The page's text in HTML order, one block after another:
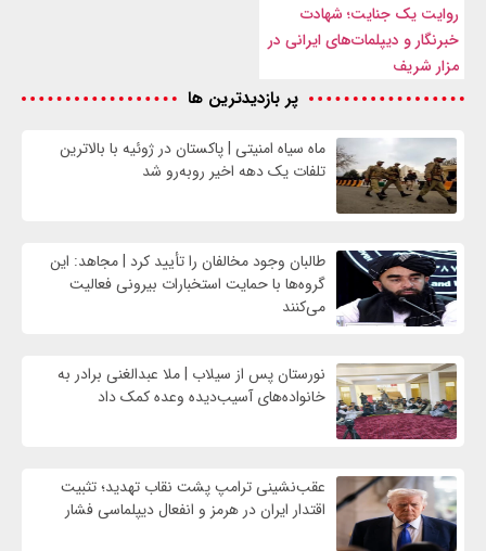
روایت یک جنایت؛ شهادت
خبرنگار و دیپلمات‌های ایرانی در
مزار شریف
پر بازدیدترین ها
ماه سیاه امنیتی | پاکستان در ژوئیه با بالاترین
تلفات یک دهه اخیر روبه‌رو شد
طالبان وجود مخالفان را تأیید کرد | مجاهد: این
گروه‌ها با حمایت استخبارات بیرونی فعالیت
می‌کنند
نورستان پس از سیلاب | ملا عبدالغنی برادر به
خانواده‌های آسیب‌دیده وعده کمک داد
عقب‌نشینی ترامپ پشت نقاب تهدید؛ تثبیت
اقتدار ایران در هرمز و انفعال دیپلماسی فشار